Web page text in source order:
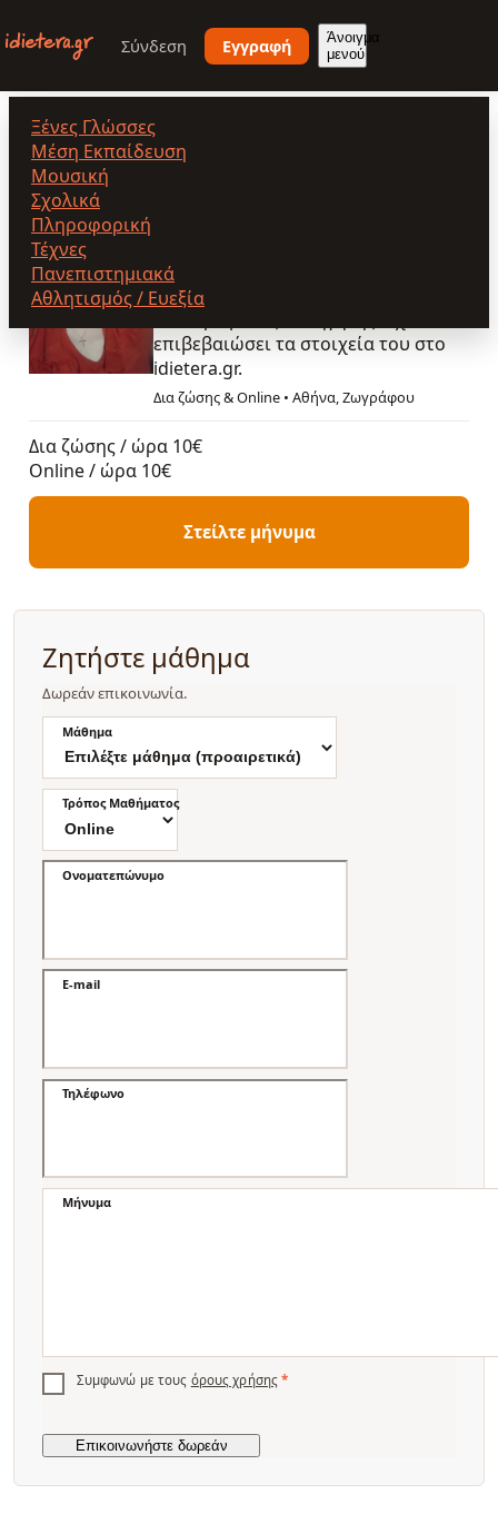
προς
κυρίως
Σύνδεση Εγγραφή
Άνοιγμα
μενού
Ξένες Γλώσσες
Μέση Εκπαίδευση
Μουσική
Σχολικά
Πληροφορική
Τέχνες
Πανεπιστημιακά
Αθλητισμός / Ευεξία
Τ. Ελένη
5.0 (20)
επιβεβαιώσει τα στοιχεία του στο
idietera.gr.
Δια ζώσης & Online • Αθήνα, Ζωγράφου
Δια ζώσης / ώρα 10€
Online / ώρα 10€
Στείλτε μήνυμα
Ζητήστε μάθημα
Δωρεάν επικοινωνία.
Μάθημα
Τρόπος Μαθήματος
Ονοματεπώνυμο
E-mail
Τηλέφωνο
Μήνυμα
Συμφωνώ με τους όρους χρήσης *